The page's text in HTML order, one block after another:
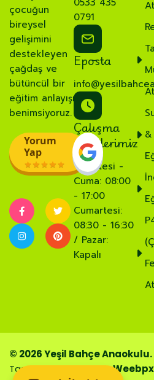
çocuğun
bireysel
gelişimini
destekleyen
çağdaş ve
bütüncül bir
eğitim anlayışı
benimsiyoruz.
Yorum
Yap
0791
Eposta
Çalışma
Saatlerimiz
Pazartesi -
Cuma: 08:00
- 17:00
Cumartesi:
08:30 - 16:30
/ Pazar:
Kapalı
© 2026 Yeşil Bahçe
Tasarım ve Geliştirme: